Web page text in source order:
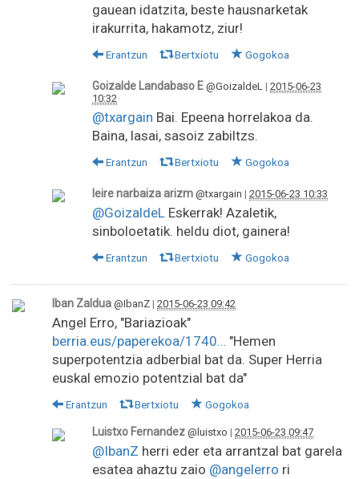
gauean idatzita, beste hausnarketak
irakurrita, hakamotz, ziur!
Erantzun Bertxiotu Gogokoa
Goizalde Landabaso E @GoizaldeL | 2015-06-23
10:32
@txargain Bai. Epeena horrelakoa da.
Baina, lasai, sasoiz zabiltzs.
Erantzun Bertxiotu Gogokoa
leire narbaiza arizm @txargain | 2015-06-23 10:33
@GoizaldeL Eskerrak! Azaletik,
sinboloetatik. heldu diot, gainera!
Erantzun Bertxiotu Gogokoa
Iban Zaldua @IbanZ | 2015-06-23 09:42
Angel Erro, "Bariazioak"
berria.eus/paperekoa/1740… "Hemen
superpotentzia adberbial bat da. Super Herria
euskal emozio potentzial bat da"
Erantzun Bertxiotu Gogokoa
Luistxo Fernandez @luistxo | 2015-06-23 09:47
@IbanZ herri eder eta arrantzal bat garela
esatea ahaztu zaio @angelerro ri